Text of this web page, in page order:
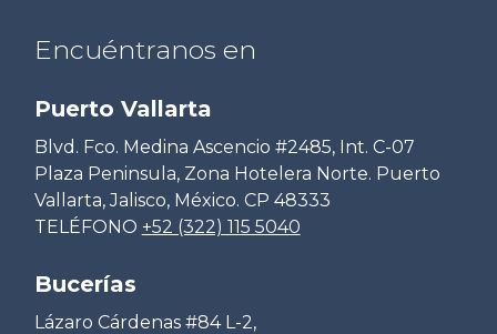
Encuéntranos en
Puerto Vallarta
Blvd. Fco. Medina Ascencio #2485, Int. C-07
Plaza Peninsula, Zona Hotelera Norte. Puerto
Vallarta, Jalisco, México. CP 48333
TELÉFONO +52 (322) 115 5040
Bucerías
Lázaro Cárdenas #84 L-2,